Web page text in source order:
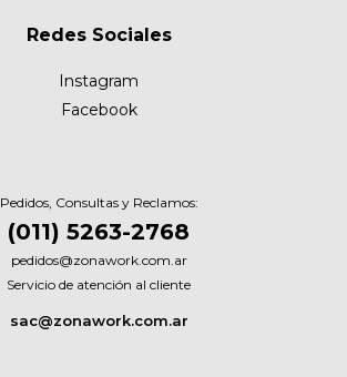
Redes Sociales
Instagram
Facebook
Pedidos, Consultas y Reclamos:
(011) 5263-2768
pedidos@zonawork.com.ar
Servicio de atención al cliente
sac@zonawork.com.ar